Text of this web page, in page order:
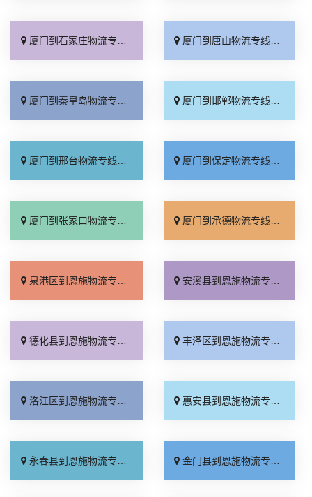
厦门到石家庄物流专线_多久能到「诚信为先」 厦门到唐山物流专线_上门提货「准时准点」
厦门到秦皇岛物流专线_高速快运「整车配货」 厦门到邯郸物流专线_全境到达「无需中转」
厦门到邢台物流专线_需要几天「要多少钱」 厦门到保定物流专线_多少一吨「定点发车」
厦门到张家口物流专线_专线快运「运价查询」 厦门到承德物流专线_专线快运「零担配货」
泉港区到恩施物流专线_保证时效「快运有保障」 安溪县到恩施物流专线_需要几天「快速直达」
德化县到恩施物流专线_直发全境「放心物流」 丰泽区到恩施物流专线_快速响应「合理收费」
洛江区到恩施物流专线_多久时间「全境派送」 惠安县到恩施物流专线_运费多少「高效运输」
永春县到恩施物流专线_省事省心「实时跟踪 」 金门县到恩施物流专线_收费介绍「多少公里」